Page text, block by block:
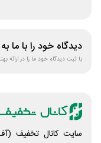
دیدگاه خود را با ما
با ثبت دیدگاه خود ما را در ارائه
سایت کانال تخفیف